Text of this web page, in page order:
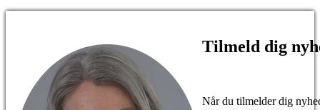
Tilmeld dig
Når du tilmelder dig